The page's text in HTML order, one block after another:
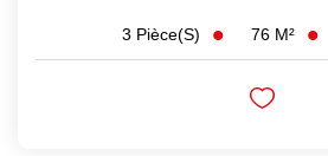
3 Pièce(s) 76 M²